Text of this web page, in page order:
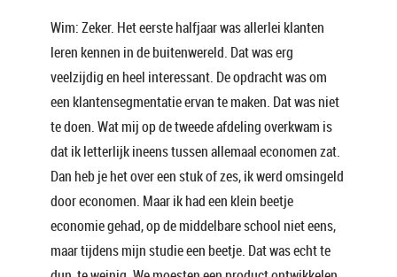
Wim: Zeker. Het eerste halfjaar was allerlei klanten
leren kennen in de buitenwereld. Dat was erg
veelzijdig en heel interessant. De opdracht was om
een klantensegmentatie ervan te maken. Dat was niet
te doen. Wat mij op de tweede afdeling overkwam is
dat ik letterlijk ineens tussen allemaal economen zat.
Dan heb je het over een stuk of zes, ik werd omsingeld
door economen. Maar ik had een klein beetje
economie gehad, op de middelbare school niet eens,
maar tijdens mijn studie een beetje. Dat was echt te